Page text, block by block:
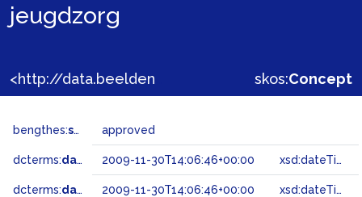
jeugdzorg
skos:Concept
bengthes:status approved
dcterms:dateAccepted 2009-11-30T14:06:46+00:00 xsd:dateTime
dcterms:dateSubmitted 2009-11-30T14:06:46+00:00 xsd:dateTime